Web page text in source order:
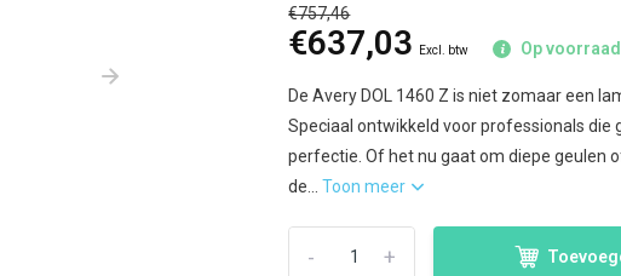
€757,46
€637,03 Excl. btw Op
De Avery DOL 1460 Z is niet zomaar een
Speciaal ontwikkeld voor professionals
perfectie. Of het nu gaat om diepe geulen
de...Toon meer
+
-